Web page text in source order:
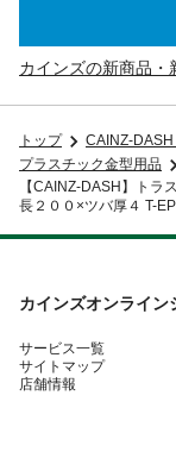
カインズの新商品・
トップ CAINZ-
プラスチック金型用品
【CAINZ-DASH】ト
長２００×ツバ厚４ T-
カインズオンライン
サービス一覧
サイトマップ
店舗情報